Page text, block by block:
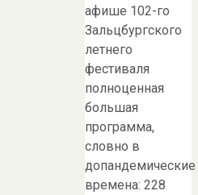
афише 102-го
Зальцбургского
летнего
фестиваля
полноценная
большая
программа,
словно в
допандемические
времена: 228